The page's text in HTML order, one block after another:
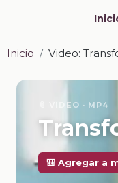
Inicio Video:
📎 VIDEO · MP4
🎒 Agregar a